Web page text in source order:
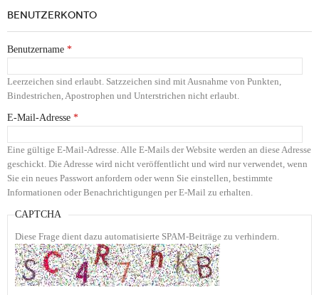
BENUTZERKONTO
Benutzername *
Leerzeichen sind erlaubt. Satzzeichen sind mit Ausnahme von Punkten,
Bindestrichen, Apostrophen und Unterstrichen nicht erlaubt.
E-Mail-Adresse *
Eine gültige E-Mail-Adresse. Alle E-Mails der Website werden an diese Adresse
geschickt. Die Adresse wird nicht veröffentlicht und wird nur verwendet, wenn
Sie ein neues Passwort anfordern oder wenn Sie einstellen, bestimmte
Informationen oder Benachrichtigungen per E-Mail zu erhalten.
CAPTCHA
Diese Frage dient dazu automatisierte SPAM-Beiträge zu verhindern.